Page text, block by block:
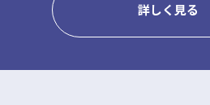
詳しく見る